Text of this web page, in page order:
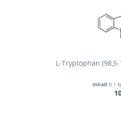
L-Tryptophan (98,5-
Inhalt 0.1